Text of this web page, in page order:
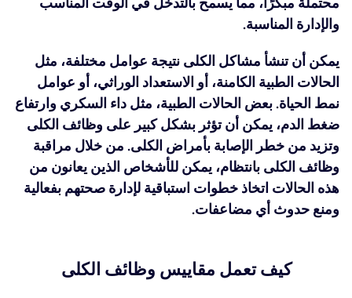
والإدارة المناسبة.
يمكن أن تنشأ مشاكل الكلى نتيجة عوامل مختلفة، مثل
الحالات الطبية الكامنة، أو الاستعداد الوراثي، أو عوامل
نمط الحياة. بعض الحالات الطبية، مثل داء السكري وارتفاع
ضغط الدم، يمكن أن تؤثر بشكل كبير على وظائف الكلى
وتزيد من خطر الإصابة بأمراض الكلى. من خلال مراقبة
وظائف الكلى بانتظام، يمكن للأشخاص الذين يعانون من
هذه الحالات اتخاذ خطوات استباقية لإدارة صحتهم بفعالية
ومنع حدوث أي مضاعفات.
كيف تعمل مقاييس وظائف الكلى